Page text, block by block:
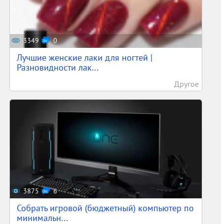
3349 0
Лучшие женские лаки для ногтей |
Разновидности лак...
Другое
3875 6
Собрать игровой (бюджетный) компьютер по
минимальн...